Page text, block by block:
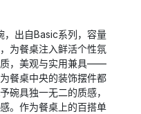
，出自Basic系列，容量
为餐桌注入鲜活个性氛
质，美观与实用兼具——
餐桌中央的装饰摆件都
碗具独一无二的质感，
。作为餐桌上的百搭单